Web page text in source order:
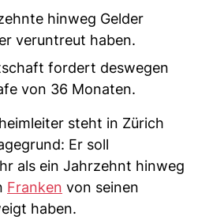
hinweg Gelder
veruntreut haben.
fordert deswegen
von 36 Monaten.
steht in Zürich
Er soll
als ein Jahrzehnt hinweg
Franken von seinen
haben.